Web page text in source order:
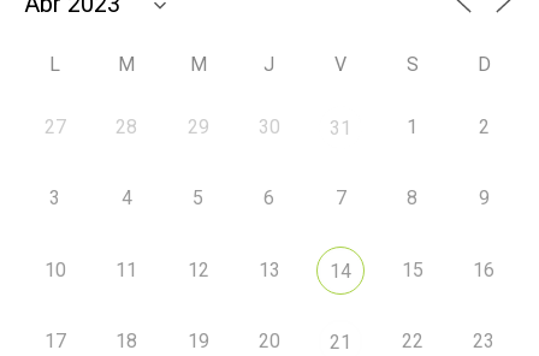
L M M J V S D
27 28 29 30 31 1 2
3 4 5 6 7 8 9
10 11 12 13 14 15 16
17 18 19 20 21 22 23